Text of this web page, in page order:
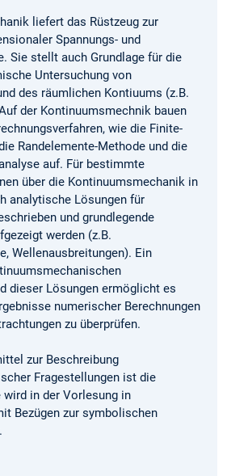
liefert das Rüstzeug zur
Spannungs- und
Sie stellt auch Grundlage für die
Untersuchung von
des räumlichen Kontiuums (z.B.
der Kontinuumsmechnik bauen
wie die Finite-
Randelemente-Methode und die
auf. Für bestimmte
über die Kontinuumsmechanik in
analytische Lösungen für
und grundlegende
werden (z.B.
Wellenausbreitungen). Ein
dieser Lösungen ermöglicht es
numerischer Berechnungen
zu überprüfen.
zur Beschreibung
Fragestellungen ist die
wird in der Vorlesung in
Bezügen zur symbolischen